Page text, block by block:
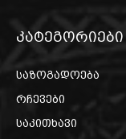
კატეგორიები
საზოგადოება
რჩევები
საკითხავი